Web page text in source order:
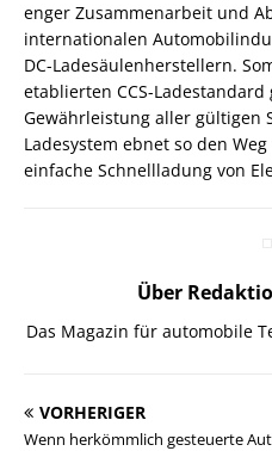
enger Zusammenarbeit und
internationalen
DC-Ladesäulenherstellern.
etablierten CCS-
Gewährleistung aller gültigen
Ladesystem ebnet so den
einfache Schnellladung von
Über
Das Magazin für automobile
VORHERIGER
Wenn herkömmlich gesteuerte